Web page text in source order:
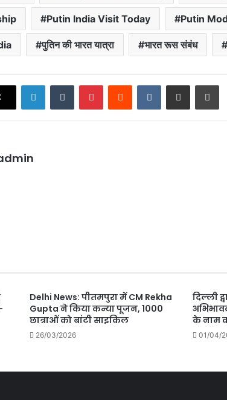
Putin India Visit Today Putin
पुतिन की भारत यात्रा भारत रूस संबंध
LinkedInTumblr PinterestReddit VKontakteShare via Email
Delhi News: पीतमपुरा में CM Rekha
Gupta ने किया कन्या पूजन, 1000
छात्राओं को बांटी साइकिल
26/03/2026
दिल्ली
के नाम
01/04/